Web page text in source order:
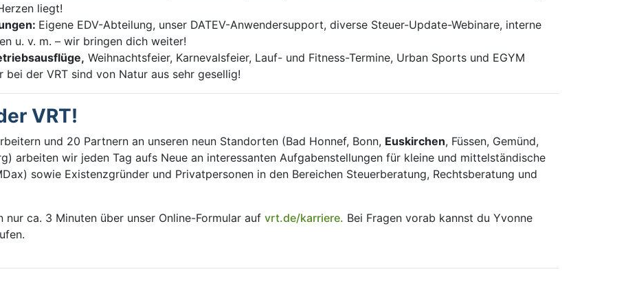
liegt!
Eigene EDV-Abteilung, unser DATEV-Anwendersupport, diverse Steuer-Update-Webinare, interne
u. v. m. – wir bringen dich weiter!
Weihnachtsfeier, Karnevalsfeier, Lauf- und Fitness-Termine, Urban Sports und EGYM
bei der VRT sind von Natur aus sehr gesellig!
VRT!
und 20 Partnern an unseren neun Standorten (Bad Honnef, Bonn, Euskirchen, Füssen, Gemünd,
arbeiten wir jeden Tag aufs Neue an interessanten Aufgabenstellungen für kleine und mittelständische
sowie Existenzgründer und Privatpersonen in den Bereichen Steuerberatung, Rechtsberatung und
ca. 3 Minuten über unser Online-Formular auf vrt.de/karriere. Bei Fragen vorab kannst du Yvonne